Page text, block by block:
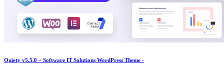
Quiety v5.5.0 – Software IT Solutions WordPress Theme -